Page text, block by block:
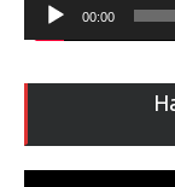
00:00